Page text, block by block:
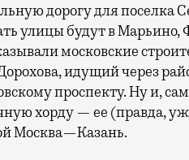
дорогу для поселка
улицы будут в Марьино,
московские
идущий через
проспекту. Ну и,
хорду — ее (правда,
Москва—Казань.